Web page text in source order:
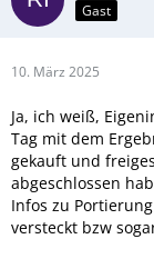
Gast
10. März 2025
Ja, ich weiß,
Tag mit dem
gekauft und
abgeschlossen
Infos zu
versteckt bzw